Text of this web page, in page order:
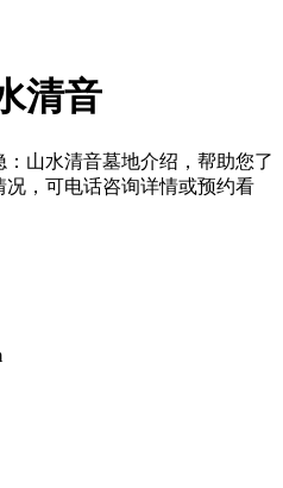
清音
山水清音墓地介绍，帮助您了
，可电话咨询详情或预约看